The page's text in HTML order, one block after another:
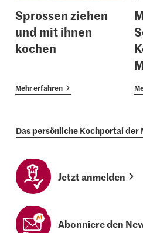
Sprossen ziehen
und mit ihnen
kochen
Mehr erfahren
Das persönliche Kochportal der
Jetzt anmelden
Abonniere den